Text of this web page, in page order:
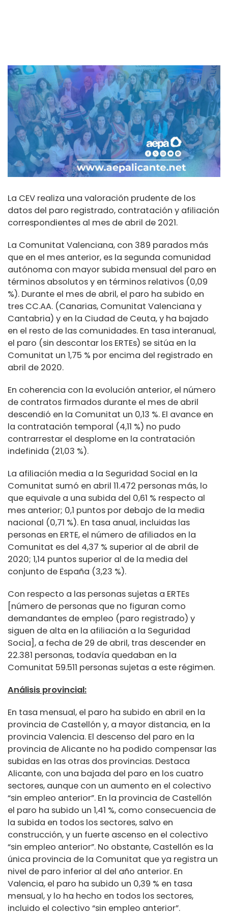
La CEV realiza una valoración prudente de los
datos del paro registrado, contratación y afiliación
correspondientes al mes de abril de 2021.
La Comunitat Valenciana, con 389 parados más
que en el mes anterior, es la segunda comunidad
autónoma con mayor subida mensual del paro en
términos absolutos y en términos relativos (0,09
%). Durante el mes de abril, el paro ha subido en
tres CC.AA. (Canarias, Comunitat Valenciana y
Cantabria) y en la Ciudad de Ceuta, y ha bajado
en el resto de las comunidades. En tasa interanual,
el paro (sin descontar los ERTEs) se sitúa en la
Comunitat un 1,75 % por encima del registrado en
abril de 2020.
En coherencia con la evolución anterior, el número
de contratos firmados durante el mes de abril
descendió en la Comunitat un 0,13 %. El avance en
la contratación temporal (4,11 %) no pudo
contrarrestar el desplome en la contratación
indefinida (21,03 %).
La afiliación media a la Seguridad Social en la
Comunitat sumó en abril 11.472 personas más, lo
que equivale a una subida del 0,61 % respecto al
mes anterior; 0,1 puntos por debajo de la media
nacional (0,71 %). En tasa anual, incluidas las
personas en ERTE, el número de afiliados en la
Comunitat es del 4,37 % superior al de abril de
2020; 1,14 puntos superior al de la media del
conjunto de España (3,23 %).
Con respecto a las personas sujetas a ERTEs
[número de personas que no figuran como
demandantes de empleo (paro registrado) y
siguen de alta en la afiliación a la Seguridad
Socia], a fecha de 29 de abril, tras descender en
22.381 personas, todavía quedaban en la
Comunitat 59.511 personas sujetas a este régimen.
Análisis provincial:
En tasa mensual, el paro ha subido en abril en la
provincia de Castellón y, a mayor distancia, en la
provincia Valencia. El descenso del paro en la
provincia de Alicante no ha podido compensar las
subidas en las otras dos provincias. Destaca
Alicante, con una bajada del paro en los cuatro
sectores, aunque con un aumento en el colectivo
“sin empleo anterior”. En la provincia de Castellón
el paro ha subido un 1,41 %, como consecuencia de
la subida en todos los sectores, salvo en
construcción, y un fuerte ascenso en el colectivo
“sin empleo anterior”. No obstante, Castellón es la
única provincia de la Comunitat que ya registra un
nivel de paro inferior al del año anterior. En
Valencia, el paro ha subido un 0,39 % en tasa
mensual, y lo ha hecho en todos los sectores,
incluido el colectivo “sin empleo anterior”.